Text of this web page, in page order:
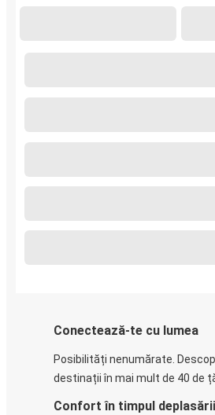
Conectează-te cu lumea
Posibilități nenumărate.
destinații în mai mult de 40 de
Confort în timpul deplasării